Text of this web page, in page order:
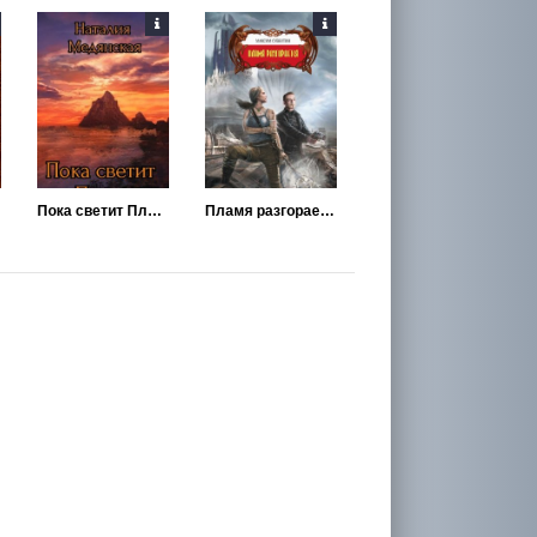
Пока светит Пламя Пламя разгорается